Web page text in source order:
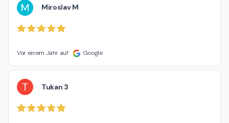
M Miroslav M
Vor einem Jahr auf Google
T Tukan 3